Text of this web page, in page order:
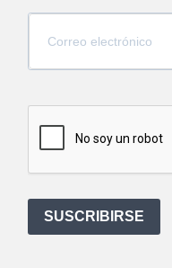
SUSCRIBIRSE